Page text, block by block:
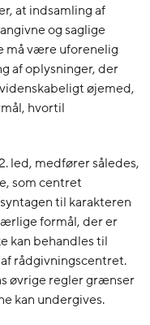
at indsamling af
og saglige
må være uforenelig
af oplysninger, der
øjemed,
hvortil
led, medfører således,
som centret
til karakteren
formål, der er
kan behandles til
rådgivningscentret.
øvrige regler grænser
kan undergives.